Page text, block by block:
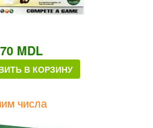
MDL
В КОРЗИНУ
числа